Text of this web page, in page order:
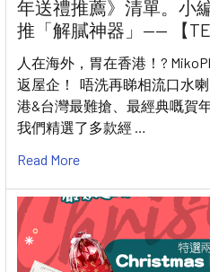
年送禮推薦》清單。小
推「解膩神器」—— 【
人在海外，胃在香港！?
返屋企！ 唔洗再睇相流口水
港&台灣最難搶、最經典嘅賀
我們精選了多款經 …
Read More